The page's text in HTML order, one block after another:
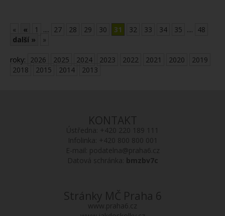
« « 1 .... 27 28 29 30 31 32 33 34 35 .... 48
další »
»
roky: 2026 2025 2024 2023 2022 2021 2020
2019
2018
2015 2014 2013
KONTAKT
Ústředna: +420 220 189 111
Infolinka: +420 800 800 001
E-mail: podatelna@praha6.cz
Datová schránka: bmzbv7c
Stránky MČ Praha 6
www.praha6.cz